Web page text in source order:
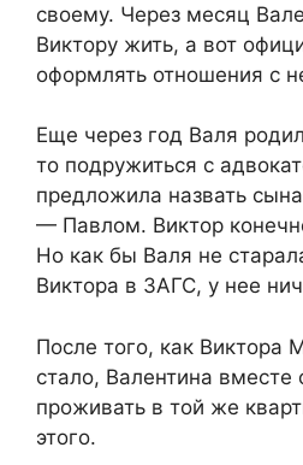
своему. Через месяц
Виктору жить, а вот
оформлять отношения с
Еще через год Валя
то подружиться с
предложила назвать
— Павлом. Виктор
Но как бы Валя не
Виктора в ЗАГС, у нее
После того, как Виктора
стало, Валентина вместе
проживать в той же
этого.